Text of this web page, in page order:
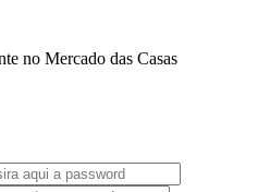
no Mercado das Casas